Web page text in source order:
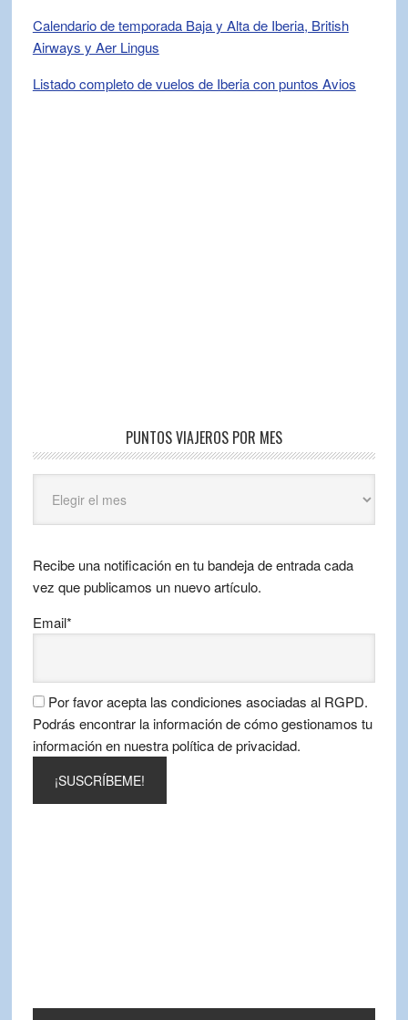
Calendario de temporada Baja y Alta de Iberia, British
Airways y Aer Lingus
Listado completo de vuelos de Iberia con puntos Avios
PUNTOS VIAJEROS POR MES
Viajeros
por
Recibe una notificación en tu bandeja de entrada cada
vez que publicamos un nuevo artículo.
Email*
Por favor acepta las condiciones asociadas al RGPD.
Podrás encontrar la información de cómo gestionamos tu
información en nuestra política de privacidad.